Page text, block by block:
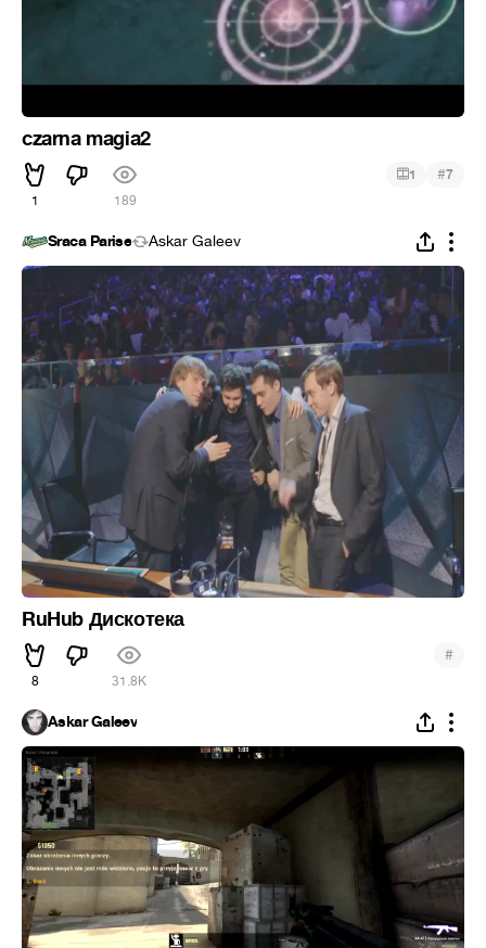
czarna magia2
1 189
1 #7
Sraca Parise Askar Galeev
RuHub Дискотека
8 31.8K
#
Askar Galeev